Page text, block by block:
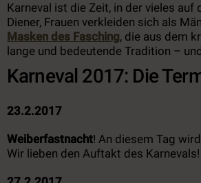
Karneval ist die Zeit, in der vieles auf
Diener, Frauen verkleiden sich als
Masken des Fasching, die aus dem
lange und bedeutende Tradition –
Karneval 2017: Die
23.2.2017
Weiberfastnacht! An diesem Tag
Wir lieben den Auftakt des Karnevals!